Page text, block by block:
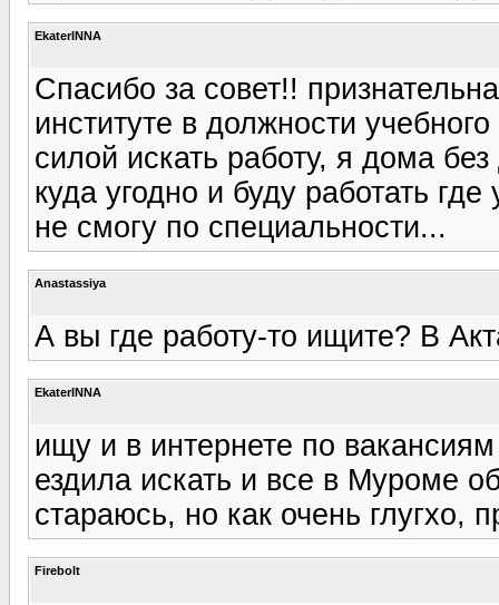
EkaterINNA
Спасибо за совет!!
институте в должности
силой искать работу, я дома
куда угодно и буду работать
не смогу по специальности...
Anastassiya
А вы где работу-то ищите? В
EkaterINNA
ищу и в интернете по
ездила искать и все в Муроме
стараюсь, но как очень глугхо,
Firebolt